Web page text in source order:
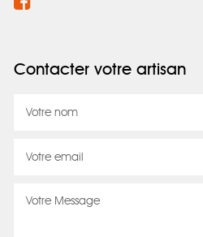
Contacter votre artisan